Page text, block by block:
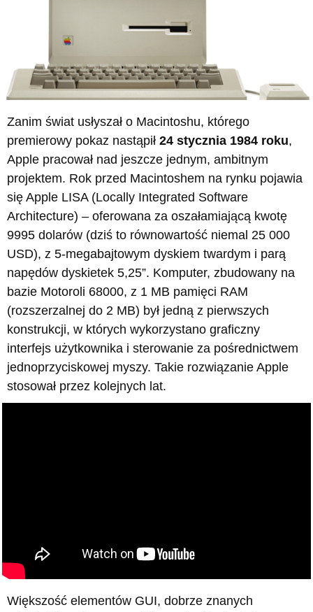
Zanim świat usłyszał o Macintoshu, którego
premierowy pokaz nastąpił 24 stycznia 1984 roku,
Apple pracował nad jeszcze jednym, ambitnym
projektem. Rok przed Macintoshem na rynku pojawia
się Apple LISA (Locally Integrated Software
Architecture) – oferowana za oszałamiającą kwotę
9995 dolarów (dziś to równowartość niemal 25 000
USD), z 5-megabajtowym dyskiem twardym i parą
napędów dyskietek 5,25”. Komputer, zbudowany na
bazie Motoroli 68000, z 1 MB pamięci RAM
(rozszerzalnej do 2 MB) był jedną z pierwszych
konstrukcji, w których wykorzystano graficzny
interfejs użytkownika i sterowanie za pośrednictwem
jednoprzyciskowej myszy. Takie rozwiązanie Apple
stosował przez kolejnych lat.
Większość elementów GUI, dobrze znanych